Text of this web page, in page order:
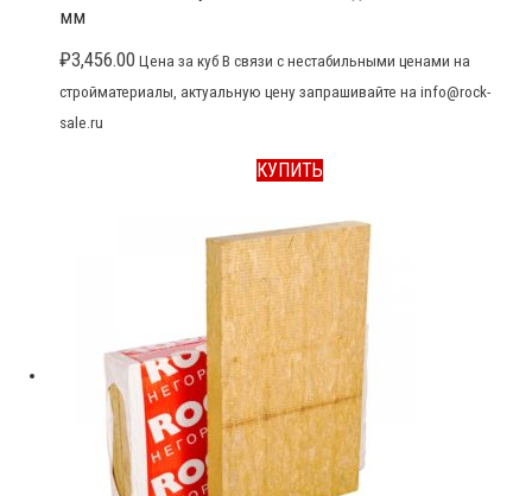
мм
₽3,456.00 Цена за куб В связи с нестабильными ценами на
стройматериалы, актуальную цену запрашивайте на info@rock-
sale.ru
КУПИТЬ